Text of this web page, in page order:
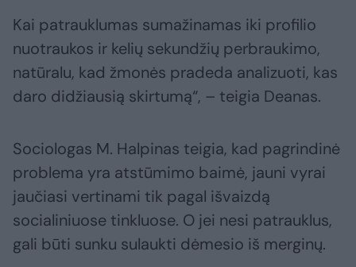
Kai patrauklumas sumažinamas iki profilio
nuotraukos ir kelių sekundžių perbraukimo,
natūralu, kad žmonės pradeda analizuoti, kas
daro didžiausią skirtumą“, – teigia Deanas.
Sociologas M. Halpinas teigia, kad pagrindinė
problema yra atstūmimo baimė, jauni vyrai
jaučiasi vertinami tik pagal išvaizdą
socialiniuose tinkluose. O jei nesi patrauklus,
gali būti sunku sulaukti dėmesio iš merginų.